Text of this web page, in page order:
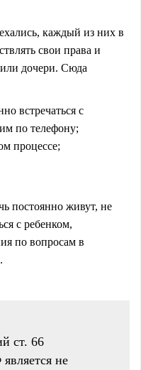
каждый из них в
свои права и
дочери. Сюда
встречаться с
по телефону;
процессе;
постоянно живут, не
с ребенком,
по вопросам в
ст. 66
не